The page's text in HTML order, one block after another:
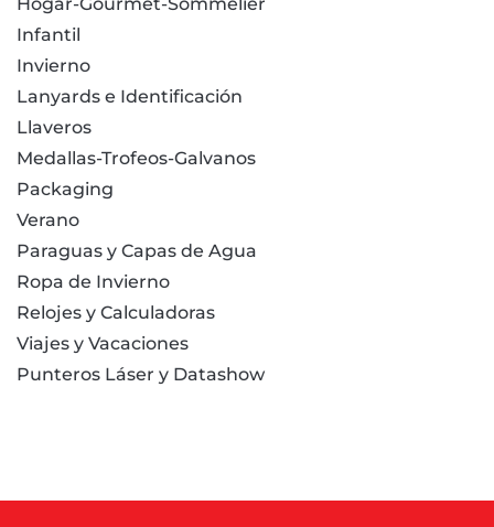
Infantil
Invierno
Lanyards e Identificación
Llaveros
Medallas-Trofeos-Galvanos
Packaging
Verano
Paraguas y Capas de Agua
Ropa de Invierno
Relojes y Calculadoras
Viajes y Vacaciones
Punteros Láser y Datashow